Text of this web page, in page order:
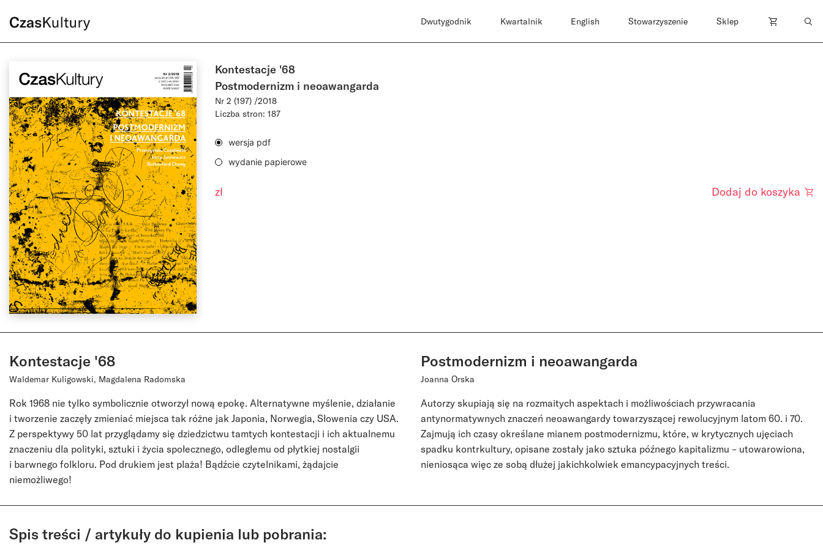
Dwutygodnik Kwartalnik English Stowarzyszenie Sklep
Kontestacje '68
Postmodernizm i neoawangarda
Nr 2 (197) /2018
Liczba stron: 187
wersja pdf
wydanie papierowe
zł Dodaj do koszyka
Kontestacje '68
Waldemar Kuligowski, Magdalena Radomska
Rok 1968 nie tylko symbolicznie otworzył nową epokę. Alternatywne myślenie, działanie
i tworzenie zaczęły zmieniać miejsca tak różne jak Japonia, Norwegia, Słowenia czy USA.
Z perspektywy 50 lat przyglądamy się dziedzictwu tamtych kontestacji i ich aktualnemu
znaczeniu dla polityki, sztuki i życia społecznego, odległemu od płytkiej nostalgii
i barwnego folkloru. Pod drukiem jest plaża! Bądźcie czytelnikami, żądajcie
niemożliwego!
Postmodernizm i neoawangarda
Joanna Orska
Autorzy skupiają się na rozmaitych aspektach i możliwościach przywracania
antynormatywnych znaczeń neoawangardy towarzyszącej rewolucyjnym latom 60. i 70.
Zajmują ich czasy określane mianem postmodernizmu, które, w krytycznych ujęciach
spadku kontrkultury, opisane zostały jako sztuka późnego kapitalizmu – utowarowiona,
nieniosąca więc ze sobą dłużej jakichkolwiek emancypacyjnych treści.
Spis treści / artykuły do kupienia lub pobrania: